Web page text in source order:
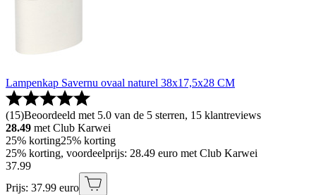
Lampenkap Savernu ovaal naturel 38x17,5x28 CM
(15)Beoordeeld met 5.0 van de 5 sterren, 15 klantreviews
28.49 met Club Karwei
25% korting25% korting
25% korting, voordeelprijs: 28.49 euro met Club Karwei
37.99
Prijs: 37.99 euro